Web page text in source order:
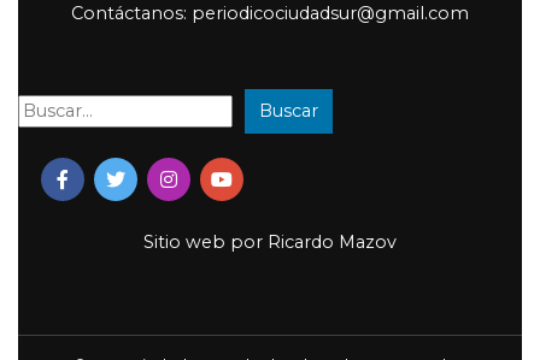
Contáctanos: periodicociudadsur@gmail.com
Buscar: Buscar
Sitio web por Ricardo Mazov